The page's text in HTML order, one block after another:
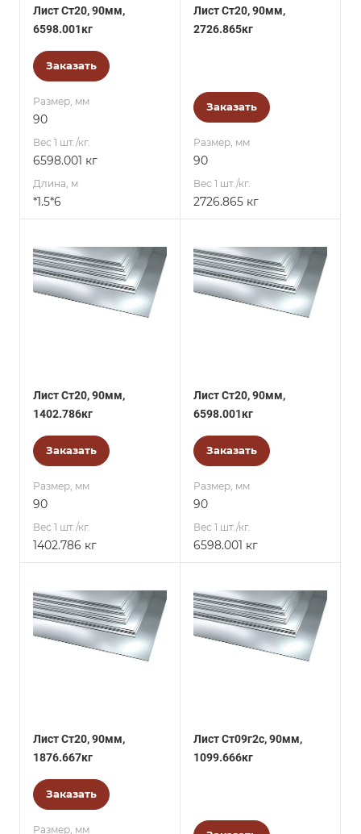
Лист Ст20, 90мм,
6598.001кг
Заказать
Размер, мм
90
Вес 1 шт./кг.
6598.001 кг
Длина, м
*1.5*6
Лист Ст20, 90мм,
2726.865кг
Заказать
Размер, мм
90
Вес 1 шт./кг.
2726.865 кг
Лист Ст20, 90мм,
1402.786кг
Заказать
Размер, мм
90
Вес 1 шт./кг.
1402.786 кг
Лист Ст20, 90мм,
6598.001кг
Заказать
Размер, мм
90
Вес 1 шт./кг.
6598.001 кг
Лист Ст20, 90мм,
1876.667кг
Заказать
Размер, мм
Лист Ст09г2с, 90мм,
1099.666кг